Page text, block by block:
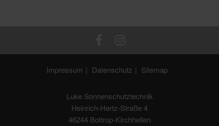
Impressum Datenschutz Sitemap
Luke Sonnenschutztechnik
Heinrich-Hertz-Straße 4
46244 Bottrop-Kirchhellen